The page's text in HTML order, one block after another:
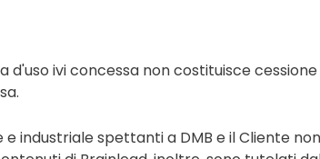
d'uso ivi concessa non costituisce
industriale spettanti a DMB e il Cliente